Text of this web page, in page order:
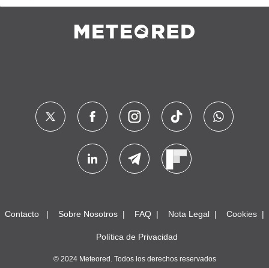
Contacto Sobre Nosotros FAQ Nota Legal Cookies
Política de Privacidad
© 2024 Meteored. Todos los derechos reservados